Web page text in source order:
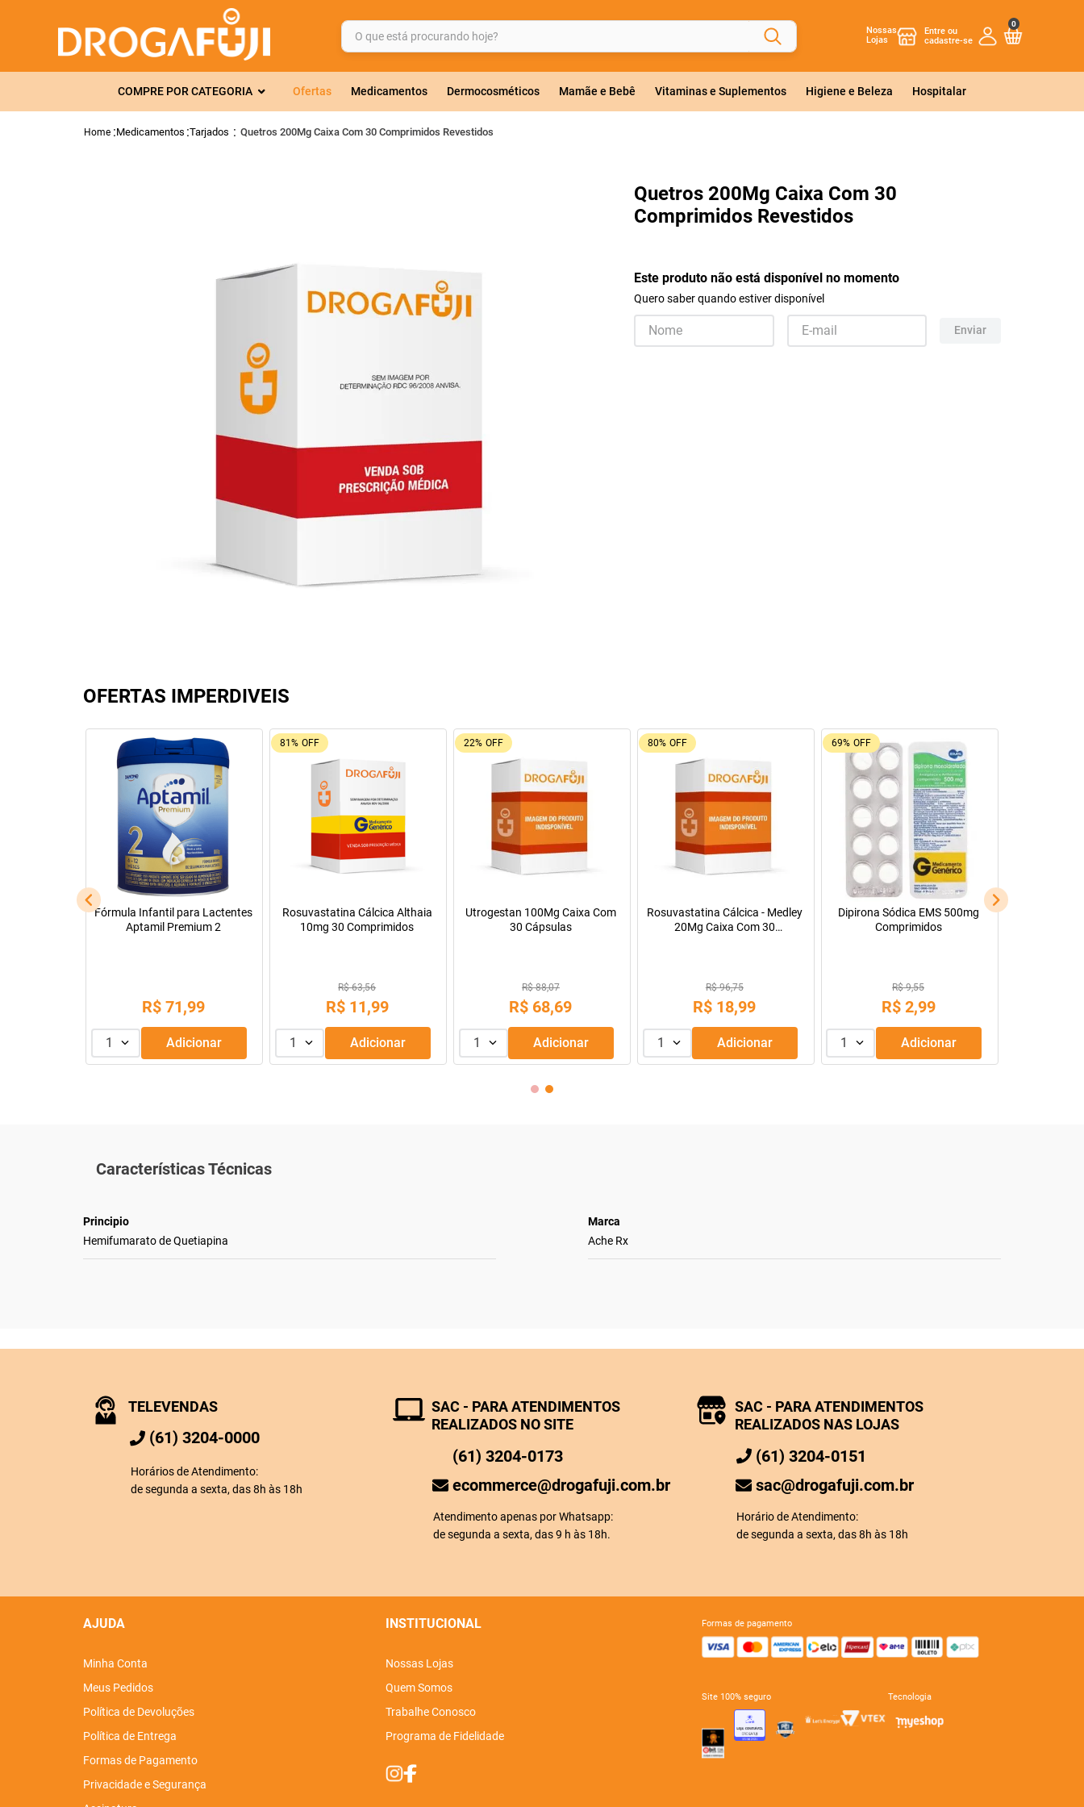
O que está procurando hoje?
Nossas
Lojas
0
COMPRE POR CATEGORIA Ofertas Medicamentos Dermocosméticos Mamãe e Bebê Vitaminas e Suplementos Higiene e Beleza Hospitalar
Medicamentos Tarjados Quetros 200Mg Caixa Com 30 Comprimidos Revestidos
Quetros 200Mg Caixa Com 30
Comprimidos Revestidos
Este produto não está disponível no momento
Quero saber quando estiver disponível
Enviar
OFERTAS IMPERDIVEIS
Fórmula Infantil para Lactentes
Aptamil Premium 2
R$ 71,99
1 Adicionar
81% OFF
Rosuvastatina Cálcica Althaia
10mg 30 Comprimidos
R$ 63,56
R$ 11,99
1 Adicionar
22% OFF
Utrogestan 100Mg Caixa Com
30 Cápsulas
R$ 88,07
R$ 68,69
1 Adicionar
80% OFF
Rosuvastatina Cálcica - Medley
20Mg Caixa Com 30
R$ 96,75
R$ 18,99
1 Adicionar
69% OFF
Dipirona Sódica EMS 500mg
Comprimidos
R$ 9,55
R$ 2,99
1 Adicionar
Características Técnicas
Principio
Hemifumarato de Quetiapina
Marca
Ache Rx
TELEVENDAS
(61) 3204-0000
Horários de Atendimento:
de segunda a sexta, das 8h às 18h
SAC - PARA ATENDIMENTOS
REALIZADOS NO SITE
(61) 3204-0173
ecommerce@drogafuji.com.br
Atendimento apenas por Whatsapp:
de segunda a sexta, das 9 h às 18h.
SAC - PARA ATENDIMENTOS
REALIZADOS NAS LOJAS
(61) 3204-0151
sac@drogafuji.com.br
Horário de Atendimento:
de segunda a sexta, das 8h às 18h
AJUDA
Minha Conta
Meus Pedidos
Política de Devoluções
Política de Entrega
Formas de Pagamento
Privacidade e Segurança
INSTITUCIONAL
Nossas Lojas
Quem Somos
Trabalhe Conosco
Programa de Fidelidade
formas de pagamento
site 100% seguro tecnologia
TERMOS MAIS BUSCADOS
2 º
gelmax
7º
tadalafila